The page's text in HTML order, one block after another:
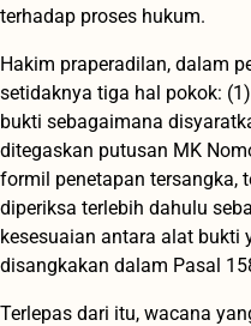
terhadap proses hukum.
Hakim praperadilan, dalam
setidaknya tiga hal pokok:
bukti sebagaimana
ditegaskan putusan MK
formil penetapan tersangka,
diperiksa terlebih dahulu
kesesuaian antara alat bukti
disangkakan dalam Pasal
Terlepas dari itu, wacana